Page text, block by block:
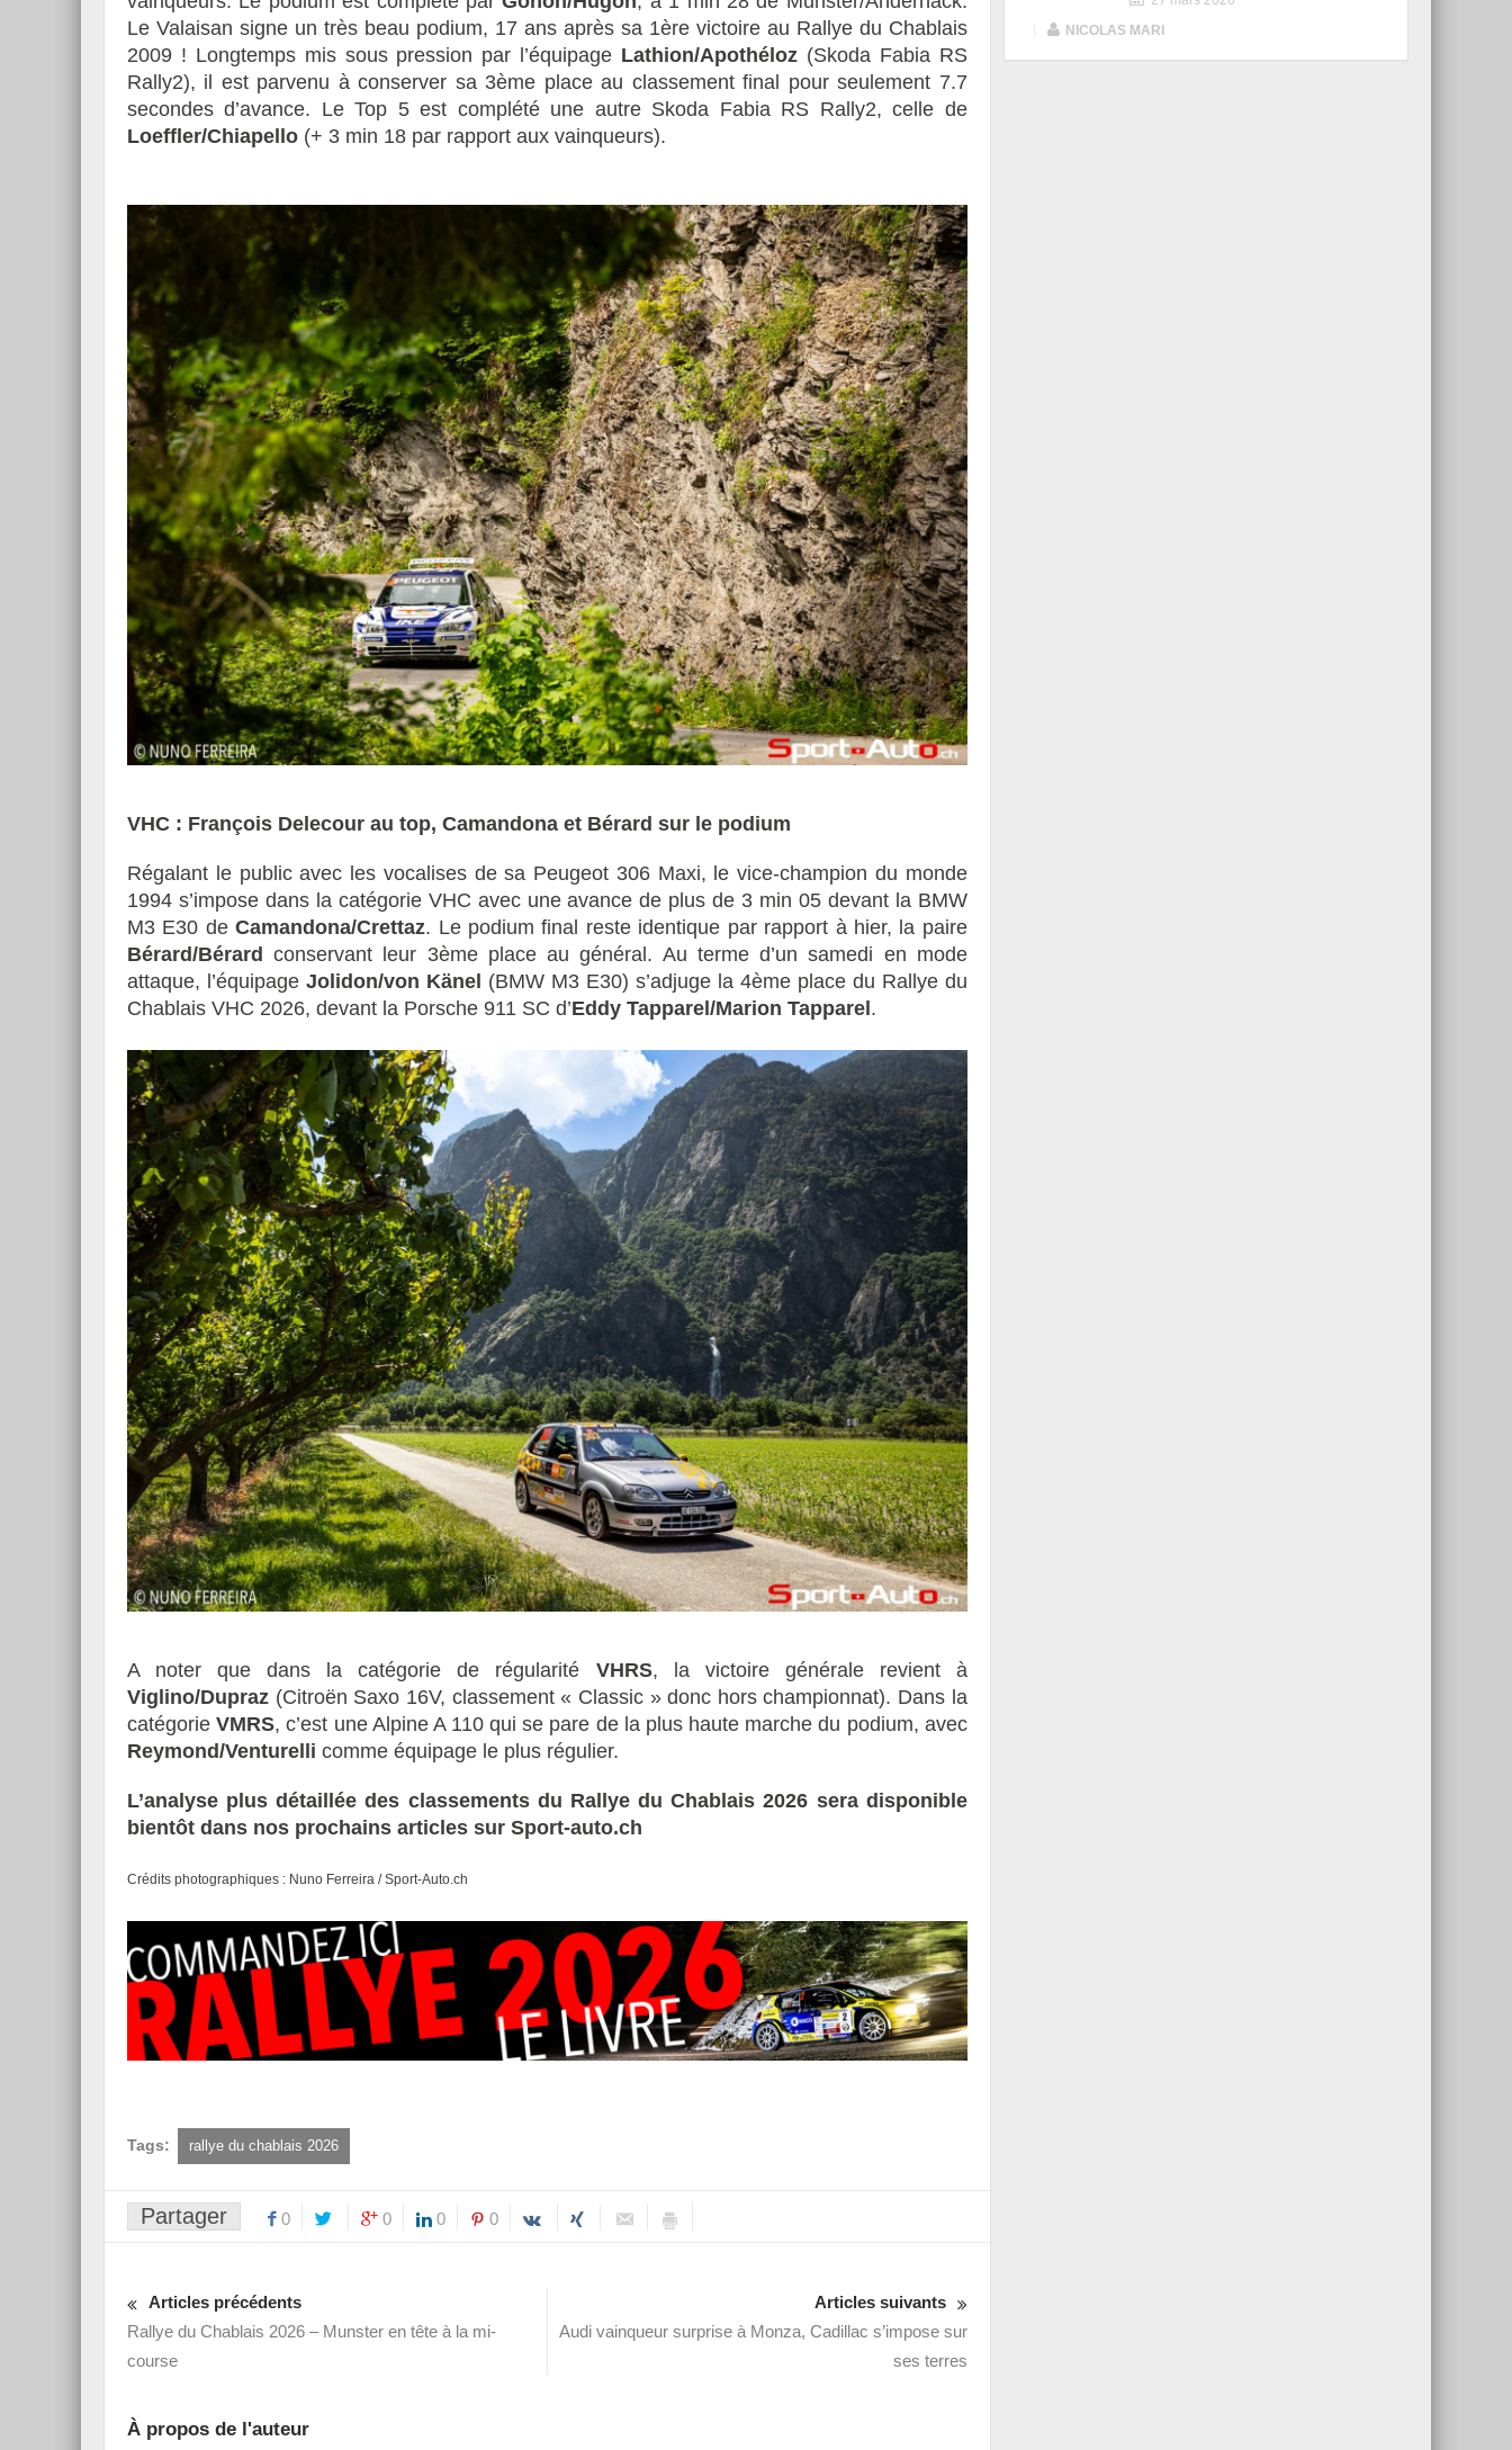
Le Valaisan signe un très beau podium, 17 ans après sa 1ère victoire au Rallye du Chablais
2009 ! Longtemps mis sous pression par l’équipage Lathion/Apothéloz (Skoda Fabia RS
Rally2), il est parvenu à conserver sa 3ème place au classement final pour seulement 7.7
secondes d’avance. Le Top 5 est complété une autre Skoda Fabia RS Rally2, celle de
Loeffler/Chiapello (+ 3 min 18 par rapport aux vainqueurs).
VHC : François Delecour au top, Camandona et Bérard sur le podium
Régalant le public avec les vocalises de sa Peugeot 306 Maxi, le vice-champion du monde
1994 s’impose dans la catégorie VHC avec une avance de plus de 3 min 05 devant la BMW
M3 E30 deCamandona/Crettaz. Le podium final reste identique par rapport à hier, la paire
Bérard/Bérard conservant leur 3ème place au général. Au terme d’un samedi en mode
attaque, l’équipage Jolidon/von Känel (BMW M3 E30) s’adjuge la 4ème place du Rallye du
Chablais VHC 2026, devant la Porsche 911 SC d’Eddy Tapparel/Marion Tapparel .
A noter que dans la catégorie de régularité VHRS, la victoire générale revient à
Viglino/Dupraz (Citroën Saxo 16V, classement « Classic » donc hors championnat). Dans la
catégorieVMRS, c’est une Alpine A 110 qui se pare de la plus haute marche du podium, avec
Reymond/Venturelli comme équipage le plus régulier.
L’analyse plus détaillée des classements du Rallye du Chablais 2026 sera disponible
bientôt dans nos prochains articles sur Sport-auto.ch
Crédits photographiques : Nuno Ferreira / Sport-Auto.ch
Tags: rallye du chablais 2026
Partager 0 0 0 0
Articles précédents
Rallye du Chablais 2026 – Munster en tête à la mi-
course
Articles suivants
Audi vainqueur surprise à Monza, Cadillac s’impose sur
ses terres
À propos de l'auteur
NICOLAS MARI